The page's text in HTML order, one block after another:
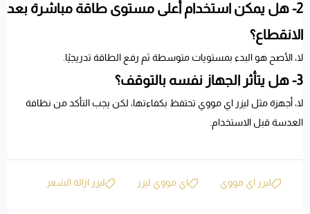
2- هل يمكن استخدام أعلى مستوى طاقة مباشرة بعد
الانقطاع؟
لا، الأصح هو البدء بمستويات متوسطة ثم رفع الطاقة تدريجيًا.
3- هل يتأثر الجهاز نفسه بالتوقف؟
لا، أجهزة مثل ليزر اي مووي تحتفظ بكفاءتها، لكن يجب التأكد من نظافة
العدسة قبل الاستخدام.
ليزر اي مووي اي مووي ليزر ليزر ازالة الشعر